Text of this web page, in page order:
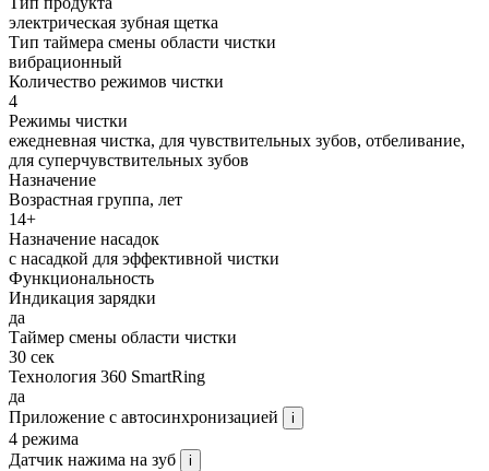
электрическая зубная щетка
Тип таймера смены области чистки
вибрационный
Количество режимов чистки
4
Режимы чистки
ежедневная чистка, для чувствительных зубов, отбеливание,
для суперчувствительных зубов
Назначение
Возрастная группа, лет
14+
Назначение насадок
с насадкой для эффективной чистки
Функциональность
Индикация зарядки
да
Таймер смены области чистки
30 сек
Технология 360 SmartRing
да
Приложение с автосинхронизацией
i
4 режима
Датчик нажима на зуб
i